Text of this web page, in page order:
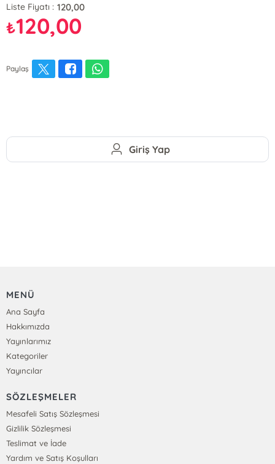
Liste Fiyatı : 120,00
₺120,00
Paylaş
Giriş Yap
MENÜ
Ana Sayfa
Hakkımızda
Yayınlarımız
Kategoriler
Yayıncılar
SÖZLEŞMELER
Mesafeli Satış Sözleşmesi
Gizlilik Sözleşmesi
Teslimat ve İade
Yardım ve Satış Koşulları